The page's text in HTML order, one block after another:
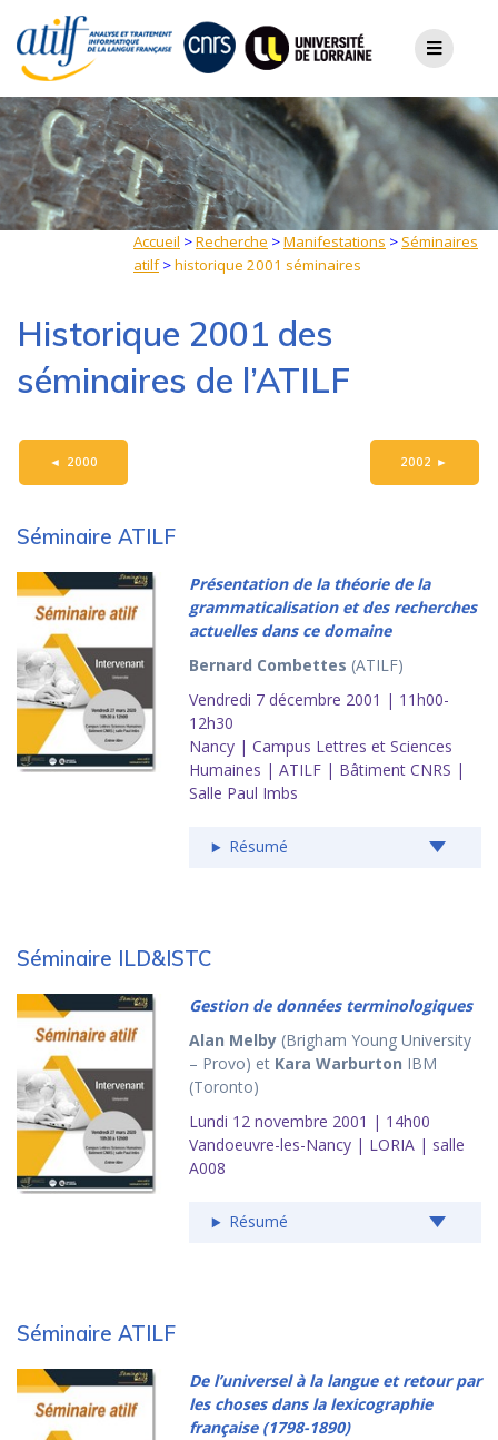
content
Accueil >Recherche >Manifestations >Séminaires
atilf>historique 2001 séminaires
Historique 2001 des
séminaires de l’ATILF
◄ 2000 2002 ►
Séminaire ATILF
Présentation de la théorie de la
grammaticalisation et des recherches
actuelles dans ce domaine
Bernard Combettes (ATILF)
Vendredi 7 décembre 2001 | 11h00-
12h30
Nancy | Campus Lettres et Sciences
Humaines | ATILF | Bâtiment CNRS |
Salle Paul Imbs
Résumé
Séminaire ILD&ISTC
Gestion de données terminologiques
Alan Melby(Brigham Young University
– Provo) et Kara Warburton IBM
(Toronto)
Lundi 12 novembre 2001 | 14h00
Vandoeuvre-les-Nancy | LORIA | salle
A008
Résumé
Séminaire ATILF
De l’universel à la langue et retour par
les choses dans la lexicographie
française (1798-1890)